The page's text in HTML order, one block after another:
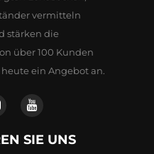
vermitteln
stärken die
über 100 Kunden
ein Angebot an.
SIE UNS